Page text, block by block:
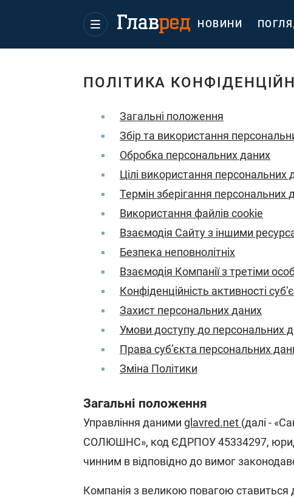
НОВИНИ
ПОЛІТИКА
Загальні положення
Збір та використання
Обробка персональних даних
Цілі використання персональних
Термін зберігання персональних
Використання файлів cookie
Взаємодія Сайту з іншими
Безпека неповнолітніх
Взаємодія Компанії з третіми
Конфіденційність активності
Захист персональних даних
Умови доступу до персональних
Права суб’єкта персональних
Зміна Політики
Загальні положення
Управління даними glavred.net (далі -
СОЛЮШНС», код ЄДРПОУ 45334297,
чинним в відповідно до вимог
Компанія з великою повагою ставиться